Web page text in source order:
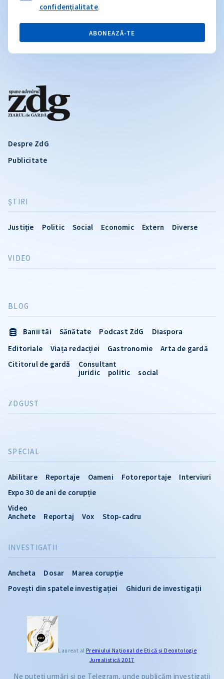
Despre ZdG
Publicitate
ŞTIRI
Justiție Politic Social Economic Extern Diverse
INVESTIGATII
Ancheta Dosar
Marea corupție
Povești din spatele investigației
Ghiduri de investigații
VIDEO
SPECIAL
Abilitare Reportaje Oameni Fotoreportaje
Interviuri
Expo 30 de ani de corupție
Video
Anchete
Reportaj Vox Stop-cadru
BLOG
Banii tăi Sănătate Podcast ZdG
Diaspora
Editoriale
Viața redacției Gastronomie
Arta de gardă
Cititorul de gardă
Consultant
juridic
politic social
ZDGUST
confidențialitate.
ABONEAZĂ-TE
Laureat al Premiului Naţional de Etică și Deontologie
Jurnalistică 2017
Ne puteți urmări și pe Telegram, unde publicăm investigații